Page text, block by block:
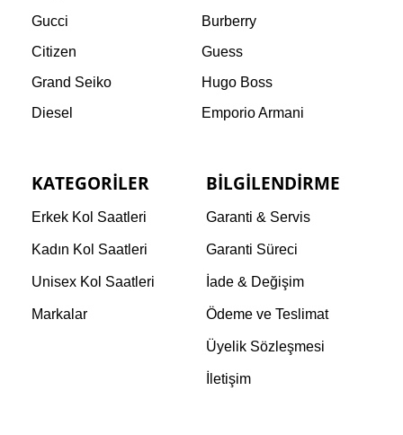
Gucci
Burberry
Citizen
Guess
Grand Seiko
Hugo Boss
Diesel
Emporio Armani
KATEGORILER
Erkek Kol Saatleri
Kadın Kol Saatleri
Unisex Kol Saatleri
Markalar
BILGILENDIRME
Garanti & Servis
Garanti Süreci
İade & Değişim
Ödeme ve Teslimat
Üyelik Sözleşmesi
İletişim